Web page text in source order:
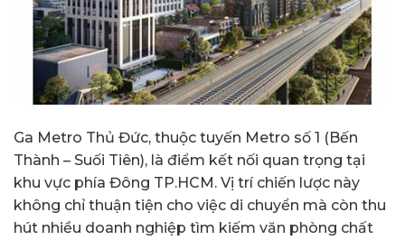
Ga Metro Thủ Đức, thuộc tuyến Metro số 1 (Bến
Thành – Suối Tiên), là điểm kết nối quan trọng tại
khu vực phía Đông TP.HCM. Vị trí chiến lược này
không chỉ thuận tiện cho việc di chuyển mà còn thu
hút nhiều doanh nghiệp tìm kiếm văn phòng chất